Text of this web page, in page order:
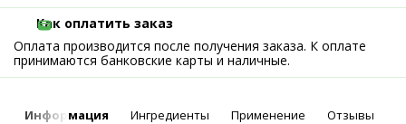
Как оплатить заказ
Оплата производится после получения заказа. К оплате
принимаются банковские карты и наличные.
Информация Ингредиенты Применение Отзывы